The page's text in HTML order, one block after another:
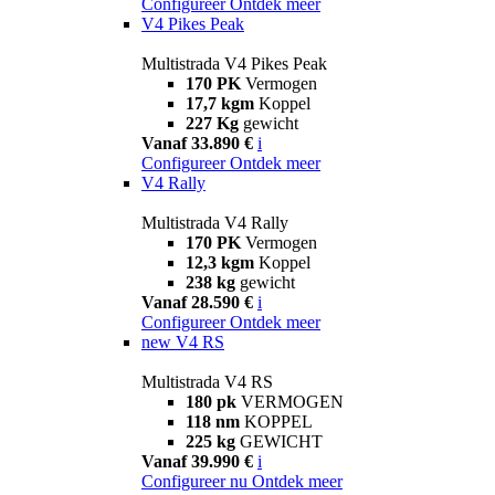
V4 Pikes Peak
Multistrada V4 Pikes Peak
170 PK Vermogen
17,7 kgm Koppel
227 Kg gewicht
Vanaf 33.890 € i
Configureer Ontdek meer
V4 Rally
Multistrada V4 Rally
170 PK Vermogen
12,3 kgm Koppel
238 kg gewicht
Vanaf 28.590 € i
Configureer Ontdek meer
new V4 RS
Multistrada V4 RS
180 pk VERMOGEN
118 nm KOPPEL
225 kg GEWICHT
Vanaf 39.990 € i
Configureer nu Ontdek meer